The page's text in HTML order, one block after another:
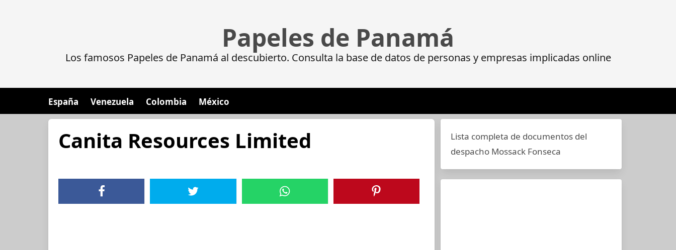
Papeles de Panamá
Los famosos Papeles de Panamá al descubierto. Consulta la base de datos de personas y empresas implicadas online
España Venezuela Colombia México
Canita Resources Limited
Lista completa de documentos del
despacho Mossack Fonseca